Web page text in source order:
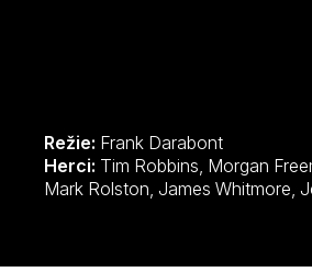
Režie: Frank Darabont
Herci: